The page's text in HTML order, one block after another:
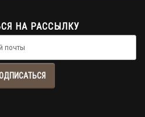
НА РАССЫЛКУ